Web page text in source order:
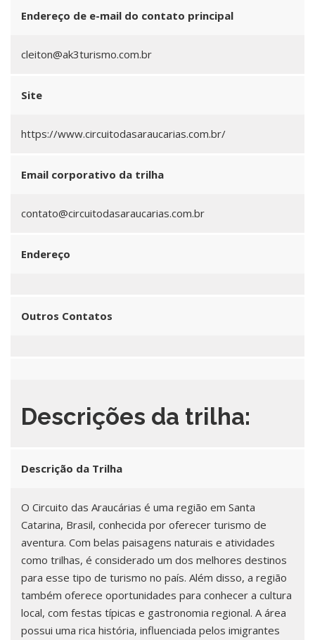
Endereço de e-mail do contato principal
cleiton@ak3turismo.com.br
Site
https://www.circuitodasaraucarias.com.br/
Email corporativo da trilha
contato@circuitodasaraucarias.com.br
Endereço
Outros Contatos
Descrições da trilha:
Descrição da Trilha
O Circuito das Araucárias é uma região em Santa
Catarina, Brasil, conhecida por oferecer turismo de
aventura. Com belas paisagens naturais e atividades
como trilhas, é considerado um dos melhores destinos
para esse tipo de turismo no país. Além disso, a região
também oferece oportunidades para conhecer a cultura
local, com festas típicas e gastronomia regional. A área
possui uma rica história, influenciada pelos imigrantes